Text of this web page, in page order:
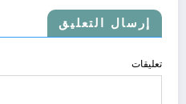
إرسال التعليق
تعليقات